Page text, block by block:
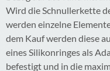
Wird die Schnullerkette
werden einzelne
dem Kauf werden diese
eines Silikonringes als
befestigt und in die